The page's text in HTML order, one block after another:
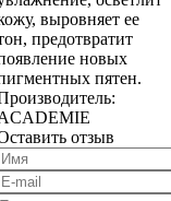
выровняет ее
предотвратит
новых
пятен.
отзыв